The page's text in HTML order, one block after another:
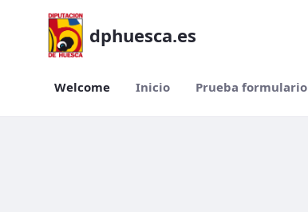
dphuesca.es
Welcome Inicio Prueba formulario